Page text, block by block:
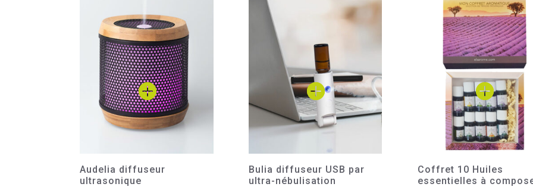
Audelia diffuseur
ultrasonique
Bulia diffuseur USB par
ultra-nébulisation
Coffret 10 Huiles
essentielles à